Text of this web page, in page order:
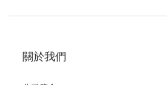
關於我們